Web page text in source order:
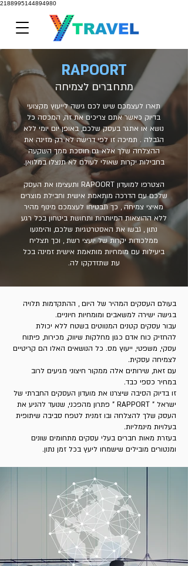
2188995144894980
RAPOORT
מתחברים לצמיחה
תארו לעצמכם שיש לכם גישה לייעוץ מקצועי
בדיוק כאשר אתם צריכים את זה, המכסה כל
נושא או אתגר בעסק שלכם, באופן יום יומי ללא
הגבלה . תמיכה זו לפי דרישה לא רק מזינה את
ההצלחה שלך אלא גם חוסכת ממך השקעה
בחבילות יקרות שאולי לעולם לא תנצלו במלואן.
הצטרפו למועדון RAPOORT ותעצימו את העסק
שלכם עם הדרכה מותאמת אישית וחבילת מוצרים
מאיצי צמיחה , כך תבטיחו לעצמכם מינוף מהיר
ללא ההוצאות המיותרות ותחושת ביטחון בכל רגע
נתון , גבשו את האסטרטגיות שלכם, והימנעו
ממלכודות יקרות של יועצי רשת , וכך תצליח
ביעילות עם מומחיות מותאמת אישית זמינה בכל
עת שתזדקקו לה.
בעולם העסקים המהיר של היום , ההתקדמות תלויה
בגישה ישירה למשאבים ומומחיות חיוניים.
עבור עסקים קטנים המנווטים בשטח ללא יכולת
להחזיק כוח אדם כגון מחלקות שיווק, מכירות, פיתוח
עסקי, משפטי, ייעוץ מס. כל הנושאים האלו הם קריטיים
לצמיחה עסקית.
עם זאת, שירותים אלה ממקור חיצוני מגיעים לרוב
במחיר כספי כבד.
זו בדיוק הסיבה שיצרנו את מועדון העסקים החברתי של
ישראל " RAPPORT " פתרון מהפכני, שנועד להניע את
העסק שלך להצלחה ובו זמנית לטפח סביבה שיתופית
בעלויות מינמליות.
בעזרת מאות חברים בעלי עסקים מתחומים שונים
ומנטורים מובילים שישמחו ליעץ בכל זמן נתון.